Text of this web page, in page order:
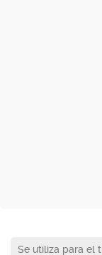
Se utiliza para el